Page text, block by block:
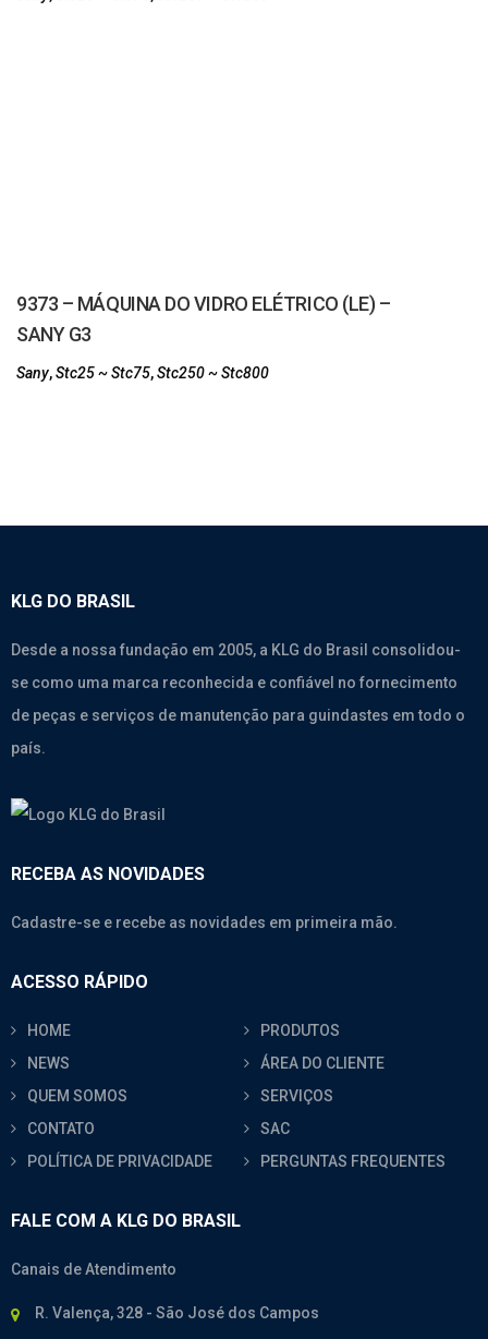
9373 – MÁQUINA DO VIDRO ELÉTRICO (LE) –
SANY G3
Sany,Stc25 ~ Stc75,Stc250 ~ Stc800
KLG DO BRASIL
Desde a nossa fundação em 2005, a KLG do Brasil consolidou-
se como uma marca reconhecida e confiável no fornecimento
de peças e serviços de manutenção para guindastes em todo o
país.
RECEBA AS NOVIDADES
Cadastre-se e recebe as novidades em primeira mão.
ACESSO RÁPIDO
HOME
PRODUTOS
NEWS
ÁREA DO CLIENTE
QUEM SOMOS
SERVIÇOS
CONTATO
SAC
POLÍTICA DE PRIVACIDADE
PERGUNTAS FREQUENTES
FALE COM A KLG DO BRASIL
Canais de Atendimento
R. Valença, 328 - São José dos Campos